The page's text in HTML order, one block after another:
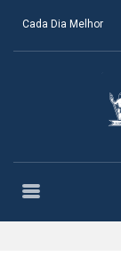
Cada Dia Melhor